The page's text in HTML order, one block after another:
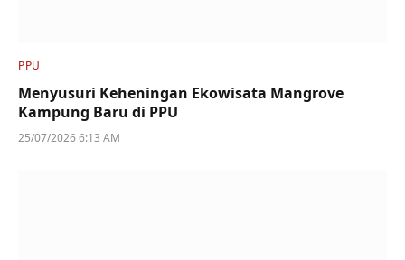
PPU
Menyusuri Keheningan Ekowisata Mangrove
Kampung Baru di PPU
25/07/2026 6:13 AM